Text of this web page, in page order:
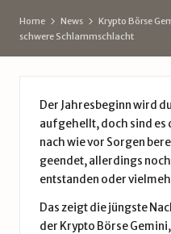
Home News
Krypto Börse
schwere Schlammschlacht
Der Jahresbeginn wird
aufgehellt, doch sind es
nach wie vor Sorgen
geendet, allerdings
entstanden oder
Das zeigt die jüngste
der Krypto Börse